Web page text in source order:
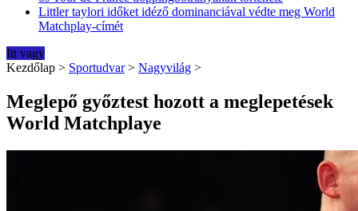
Littler taylori időket idéző dominanciával védte meg World
Matchplay-címét
Itt vagy
Kezdőlap > Sportudvar > Nagyvilág >
Meglepő győztest hozott a meglepetések
World Matchplaye